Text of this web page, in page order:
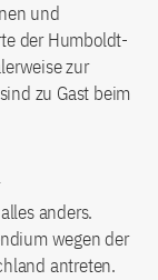
und
der Humboldt-
zur
zu Gast beim
anders.
wegen der
antreten.